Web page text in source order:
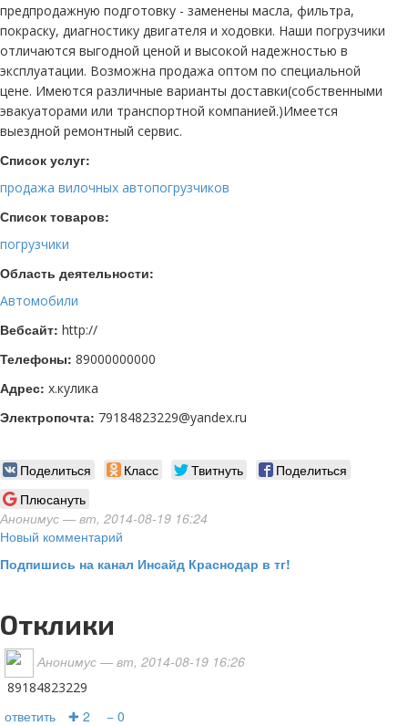
предпродажную подготовку - заменены масла, фильтра,
покраску, диагностику двигателя и ходовки. Наши погрузчики
отличаются выгодной ценой и высокой надежностью в
эксплуатации. Возможна продажа оптом по специальной
цене. Имеются различные варианты доставки(собственными
эвакуаторами или транспортной компанией.)Имеется
выездной ремонтный сервис.
Список услуг:
продажа вилочных автопогрузчиков
Список товаров:
погрузчики
Область деятельности:
Автомобили
Вебсайт: http://
Телефоны: 89000000000
Адрес: х.кулика
Электропочта: 79184823229@yandex.ru
Поделиться Класс Твитнуть
Поделиться
Плюсануть
Анонимус — вт, 2014-08-19 16:24
Новый комментарий
Подпишись на канал Инсайд Краснодар в тг!
Отклики
Анонимус — вт, 2014-08-19 16:26
89184823229
ответить ✚ 2 − 0